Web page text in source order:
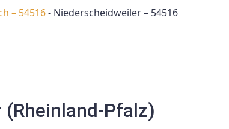
– 54516- Niederscheidweiler – 54516
Pfalz)